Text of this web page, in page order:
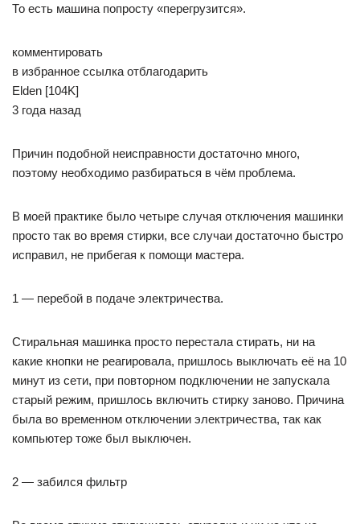
То есть машина попросту «перегрузится».
комментировать
в избранное ссылка отблагодарить
Elden [104K]
3 года назад
Причин подобной неисправности достаточно много,
поэтому необходимо разбираться в чём проблема.
В моей практике было четыре случая отключения машинки
просто так во время стирки, все случаи достаточно быстро
исправил, не прибегая к помощи мастера.
1 — перебой в подаче электричества.
Стиральная машинка просто перестала стирать, ни на
какие кнопки не реагировала, пришлось выключать её на 10
минут из сети, при повторном подключении не запускала
старый режим, пришлось включить стирку заново. Причина
была во временном отключении электричества, так как
компьютер тоже был выключен.
2 — забился фильтр